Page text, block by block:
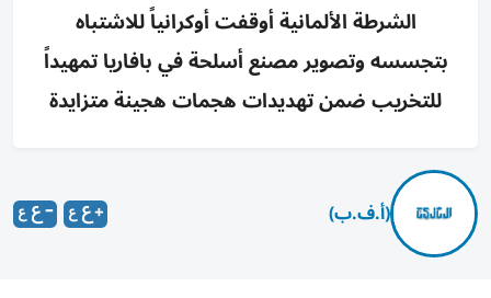
الشرطة الألمانية أوقفت أوكرانياً للاشتباه
بتجسسه وتصوير مصنع أسلحة في بافاريا تمهيداً
للتخريب ضمن تهديدات هجمات هجينة متزايدة
(أ.ف.ب)